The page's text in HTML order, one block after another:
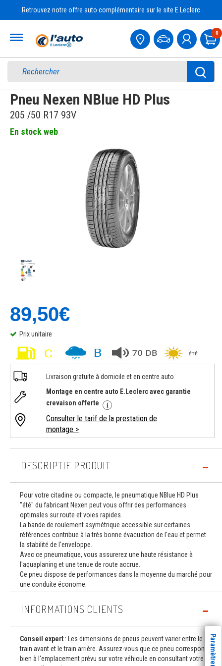
Retrouvez notre offre auto complémentaire sur le site E.Leclerc
0
Pneu Nexen NBlue HD Plus
205 /50 R17 93V
En stock web
89,50€
Prix unitaire
Livraison gratuite à domicile et en centre auto
Montage en centre auto E.Leclerc avec garantie
crevaison offerte
Consulter le tarif de la prestation de
montage >
DESCRIPTIF PRODUIT
Pour votre citadine ou compacte, le pneumatique NBlue HD Plus
"été" du fabricant Nexen peut vous offrir des performances
optimales sur route et voies rapides.
La bande de roulement asymétrique accessible sur certaines
références contribue à la très bonne évacuation de l'eau et permet
la stabilité de l'enveloppe.
Avec ce pneumatique, vous assurerez une haute résistance à
l'aquaplaning et une tenue de route accrue.
Ce pneu dispose de performances dans la moyenne du marché pour
une conduite économe.
INFORMATIONS CLIENTS
Conseil expert : Les dimensions de pneus peuvent varier entre le
train avant et le train arrière. Assurez-vous que ce pneu correspond
bien à l'emplacement prévu sur votre véhicule en consultant votre